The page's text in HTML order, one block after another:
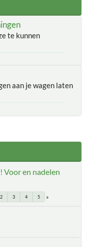
te kunnen
aan je wagen laten
Voor en nadelen
2 3 4 5